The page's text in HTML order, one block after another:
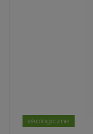
ekologiczne